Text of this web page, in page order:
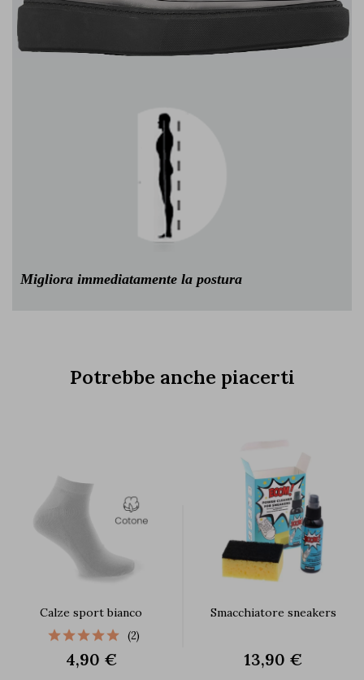
Migliora immediatamente la postura
Potrebbe anche piacerti
Calze sport bianco
(2)
4,90 €
Smacchiatore sneakers
13,90 €